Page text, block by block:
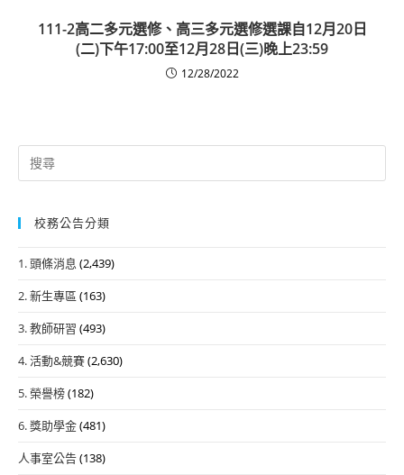
111-2高二多元選修、高三多元選修選課自12月20日
(二)下午17:00至12月28日(三)晚上23:59
12/28/2022
Search
for:
校務公告分類
1. 頭條消息 (2,439)
2. 新生專區 (163)
3. 教師研習 (493)
4. 活動&競賽(2,630)
5. 榮譽榜(182)
6. 獎助學金(481)
人事室公告(138)